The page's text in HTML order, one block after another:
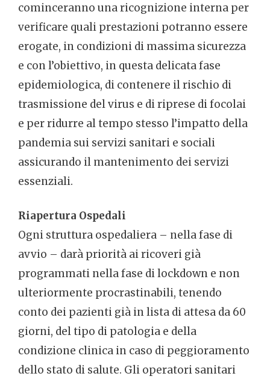
cominceranno una ricognizione interna per
verificare quali prestazioni potranno essere
erogate, in condizioni di massima sicurezza
e con l’obiettivo, in questa delicata fase
epidemiologica, di contenere il rischio di
trasmissione del virus e di riprese di focolai
e per ridurre al tempo stesso l’impatto della
pandemia sui servizi sanitari e sociali
assicurando il mantenimento dei servizi
essenziali.
Riapertura Ospedali
Ogni struttura ospedaliera – nella fase di
avvio – darà priorità ai ricoveri già
programmati nella fase di lockdown e non
ulteriormente procrastinabili, tenendo
conto dei pazienti già in lista di attesa da 60
giorni, del tipo di patologia e della
condizione clinica in caso di peggioramento
dello stato di salute. Gli operatori sanitari